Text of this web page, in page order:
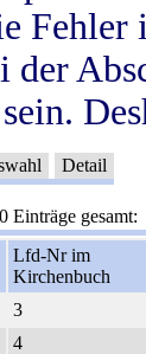
Fehler
der
Detail
Einträge gesamt:
Lfd-Nr im
Kirchenbuch
3
4